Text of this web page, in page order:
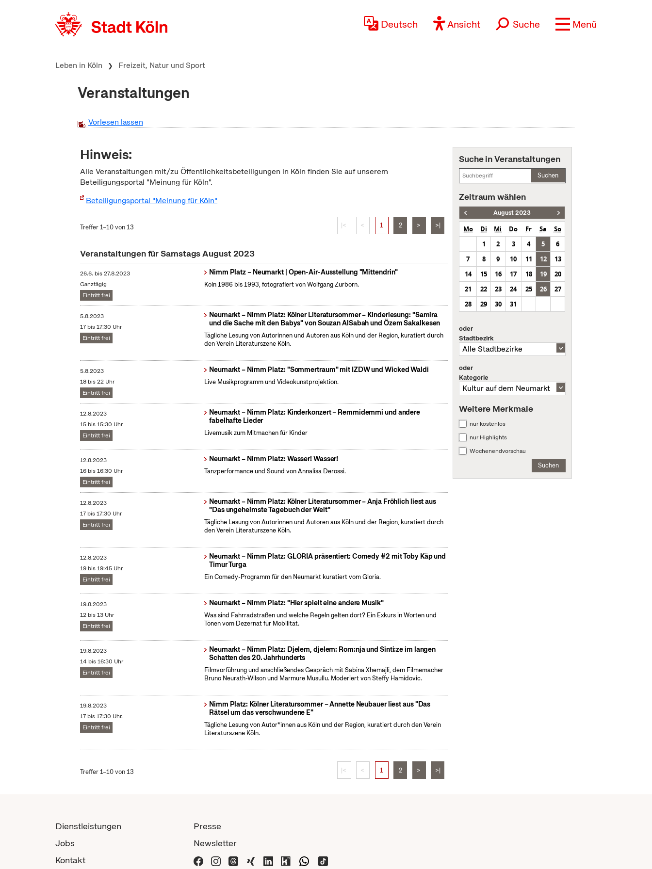
Deutsch Ansicht Suche Menü
Leben in Köln Freizeit, Natur und Sport
Veranstaltungen
Vorlesen lassen
Hinweis:
Alle Veranstaltungen mit/zu Öffentlichkeitsbeteiligungen in Köln finden Sie auf unserem
Beteiligungsportal "Meinung für Köln".
Beteiligungsportal "Meinung für Köln"
Treffer 1–10 von 13 |< < 1 2 > >|
Veranstaltungen für Samstags August 2023
26.6. bis27.8.2023
Ganztägig
Eintritt frei
Nimm Platz – Neumarkt | Open-Air-Ausstellung "Mittendrin"
Köln 1986 bis 1993, fotografiert von Wolfgang Zurborn.
5.8.2023
17 bis 17:30 Uhr
Eintritt frei
Neumarkt – Nimm Platz: Kölner Literatursommer – Kinderlesung: "Samira
und die Sache mit den Babys" von Souzan AlSabah und Özem Sakalkesen
Tägliche Lesung von Autorinnen und Autoren aus Köln und der Region, kuratiert durch
den Verein Literaturszene Köln.
5.8.2023
18 bis 22 Uhr
Eintritt frei
Neumarkt – Nimm Platz: "Sommertraum" mit IZDW und Wicked Waldi
Live Musikprogramm und Videokunstprojektion.
12.8.2023
15 bis 15:30 Uhr
Eintritt frei
Neumarkt – Nimm Platz: Kinderkonzert – Remmidemmi und andere
fabelhafte Lieder
Livemusik zum Mitmachen für Kinder
12.8.2023
16 bis 16:30 Uhr
Eintritt frei
Neumarkt – Nimm Platz: Wasser! Wasser!
Tanzperformance und Sound von Annalisa Derossi.
12.8.2023
17 bis 17:30 Uhr
Eintritt frei
Neumarkt – Nimm Platz: Kölner Literatursommer – Anja Fröhlich liest aus
"Das ungeheimste Tagebuch der Welt"
Tägliche Lesung von Autorinnen und Autoren aus Köln und der Region, kuratiert durch
den Verein Literaturszene Köln.
12.8.2023
19 bis 19:45 Uhr
Eintritt frei
Neumarkt – Nimm Platz: GLORIA präsentiert: Comedy #2 mit Toby Käp und
Timur Turga
Ein Comedy-Programm für den Neumarkt kuratiert vom Gloria.
19.8.2023
12 bis 13 Uhr
Eintritt frei
Neumarkt – Nimm Platz: "Hier spielt eine andere Musik"
Was sind Fahrradstraßen und welche Regeln gelten dort? Ein Exkurs in Worten und
Tönen vom Dezernat für Mobilität.
19.8.2023
14 bis 16:30 Uhr
Eintritt frei
Neumarkt – Nimm Platz: Djelem, djelem: Rom:nja und Sinti:ze im langen
Schatten des 20. Jahrhunderts
Filmvorführung und anschließendes Gespräch mit Sabina Xhemajli, dem Filmemacher
Bruno Neurath-Wilson und Marmure Musullu. Moderiert von Steffy Hamidovic.
19.8.2023
17 bis 17:30 Uhr.
Eintritt frei
Nimm Platz: Kölner Literatursommer – Annette Neubauer liest aus "Das
Rätsel um das verschwundene E"
Tägliche Lesung von Autor*innen aus Köln und der Region, kuratiert durch den Verein
Literaturszene Köln.
Treffer 1–10 von 13 |< < 1 2 > >|
Suche in Veranstaltungen
Suchen
Zeitraum wählen
August 2023
Mo Di Mi Do Fr Sa
So
1
2 3 4 5
6
7
8 9 10 11 12
13
14
15 16 17 18 19
20
21
22 23 24 25 26
27
28
29 30 31
oder
Stadtbezirk
oder
Kategorie
Weitere Merkmale
nur kostenlos
nur Highlights
Wochenendvorschau
Suchen
Dienstleistungen
Jobs
Kontakt
Presse
Newsletter